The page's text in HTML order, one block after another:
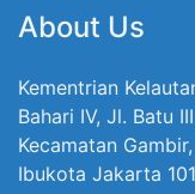
About Us
Kementrian
Bahari IV, Jl. Batu
Kecamatan
Ibukota Jakarta